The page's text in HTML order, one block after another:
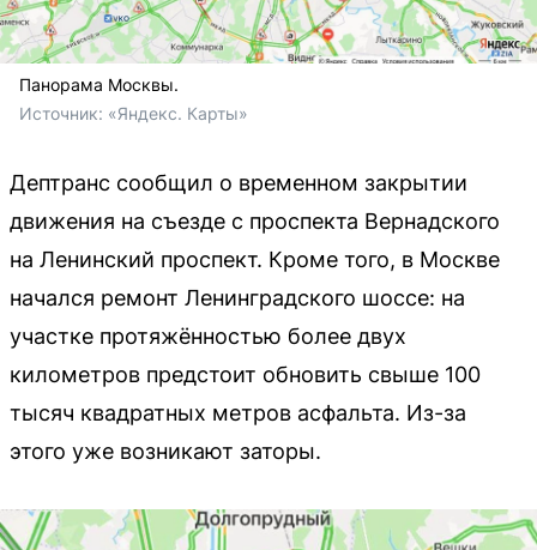
Панорама Москвы.
Источник: «Яндекс. Карты»
Дептранс сообщил о временном закрытии
движения на съезде с проспекта Вернадского
на Ленинский проспект. Кроме того, в Москве
начался ремонт Ленинградского шоссе: на
участке протяжённостью более двух
километров предстоит обновить свыше 100
тысяч квадратных метров асфальта. Из-за
этого уже возникают заторы.